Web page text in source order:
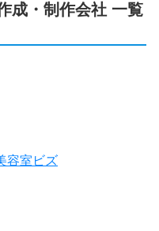
成・制作会社 一覧
容室ビズ